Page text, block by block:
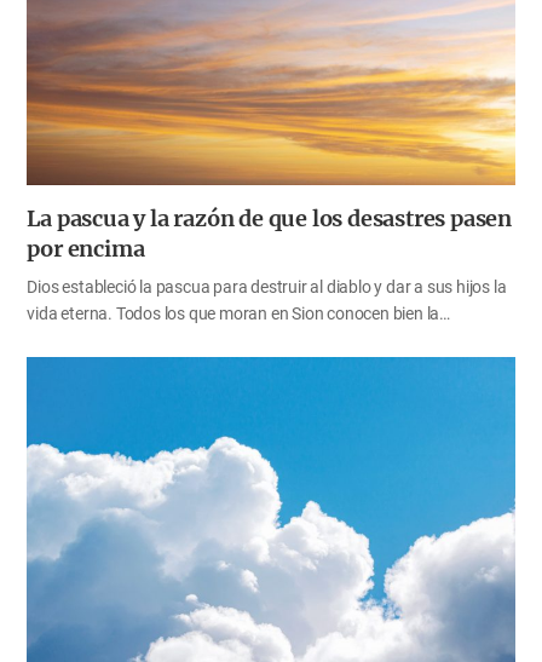
seleccionar soldados La historia de Gedeón nos muestra cómo
Dios selecciona a sus soldados. Dios llamó a Gedeón para liberar a
Israel de la opresión de los madianitas, y convocó soldados. En ese
momento, 32…
La pascua y la razón de que los desastres pasen
por encima
Dios estableció la pascua para destruir al diablo y dar a sus hijos la
vida eterna. Todos los que moran en Sion conocen bien la
para liberarnos de los pecados? Estudiemos estos asuntos a través
de la Biblia, con una actitud humilde y modesta delante de Dios.
Escapando de los desastres a través de la sangre del cordero de la
pascua La pascua es la fiesta solemne de Dios que fue establecida
hace más de 3.500 años. Cuando los israelitas vivían…